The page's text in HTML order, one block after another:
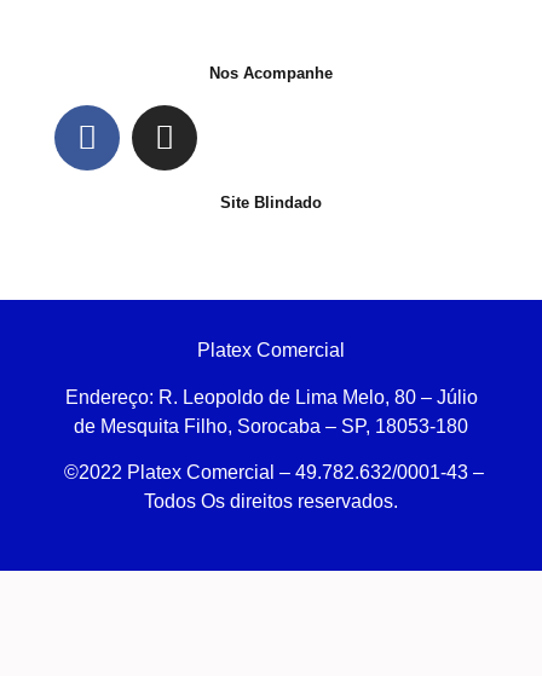
Nos Acompanhe
Site Blindado
Platex Comercial
Endereço: R. Leopoldo de Lima Melo, 80 – Júlio
de Mesquita Filho, Sorocaba – SP, 18053-180
©2022 Platex Comercial – 49.782.632/0001-43 –
Todos Os direitos reservados.